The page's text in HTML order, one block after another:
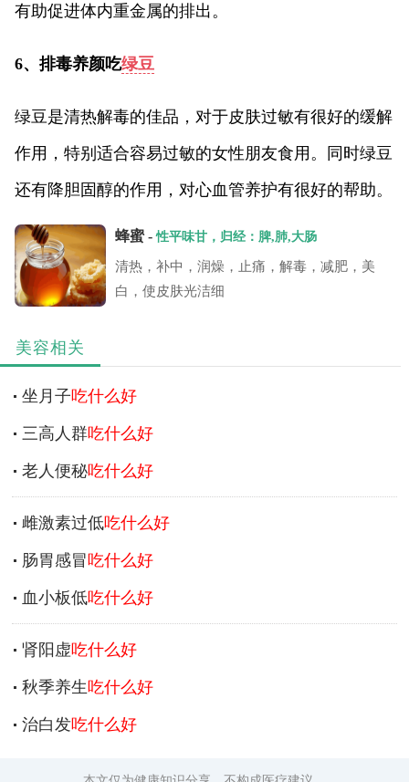
有助促进体内重金属的排出。
6、排毒养颜吃绿豆
绿豆是清热解毒的佳品，对于皮肤过敏有很好的缓解
作用，特别适合容易过敏的女性朋友食用。同时绿豆
还有降胆固醇的作用，对心血管养护有很好的帮助。
蜂蜜 -性平味甘，归经：脾,肺,大肠
清热，补中，润燥，止痛，解毒，减肥，美
白，使皮肤光洁细
美容相关
坐月子吃什么好
三高人群吃什么好
老人便秘吃什么好
雌激素过低吃什么好
肠胃感冒吃什么好
血小板低吃什么好
肾阳虚吃什么好
秋季养生吃什么好
治白发吃什么好